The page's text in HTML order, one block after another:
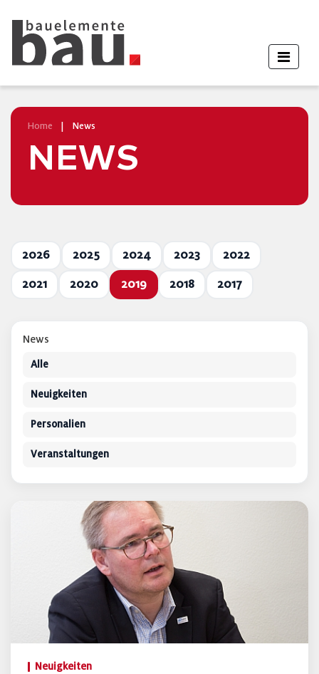
Home News
NEWS
2026 2025 2024 2023 2022
2021 2020 2019 2018 2017
Neuigkeiten
News
Alle
Neuigkeiten
Personalien
Veranstaltungen